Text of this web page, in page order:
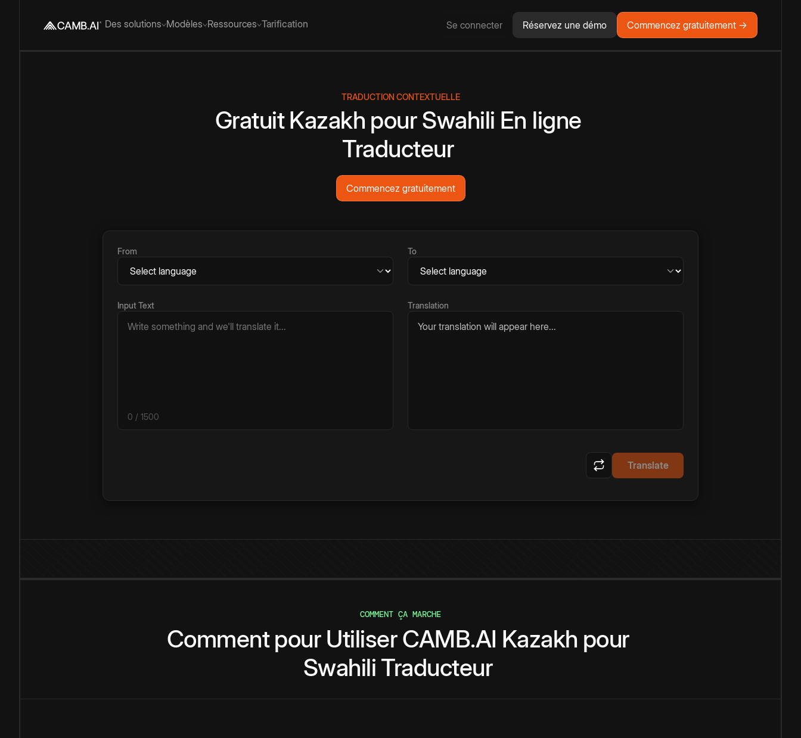
Des solutions Modèles Ressources Tarification Se connecter Réservez une démo Commencez gratuitement →
TRADUCTION CONTEXTUELLE
Gratuit Kazakh pourSwahili En ligne
Traducteur
Commencez gratuitement
From To
Input Text
0 / 1500
Translation
Your translation will appear here...
Translate
COMMENT ÇA MARCHE
Comment pour UtiliserCAMB.AI Kazakh pour
Swahili Traducteur